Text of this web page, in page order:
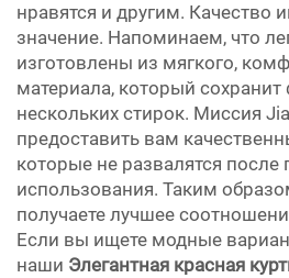
нравятся и другим. Качество
значение. Напоминаем, что
изготовлены из мягкого,
материала, который
нескольких стирок. Миссия
предоставить вам
которые не развалятся после
использования. Таким
получаете лучшее
Если вы ищете модные
наши Элегантная красная